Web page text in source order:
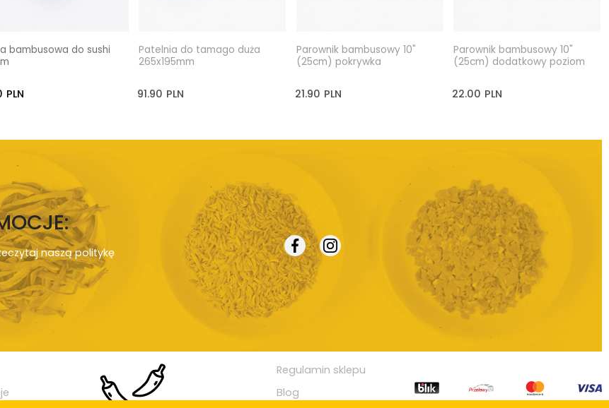
bambusowa do sushi
PLN
Patelnia do tamago duża
265x195mm
91.90 PLN
Parownik bambusowy 10"
(25cm) pokrywka
21.90 PLN
Parownik bambusowy 10"
(25cm) dodatkowy poziom
22.00 PLN
nasząpolitykę
Regulamin sklepu
Blog